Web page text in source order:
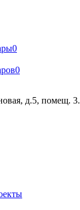
0
0
д.5, помещ. 3.